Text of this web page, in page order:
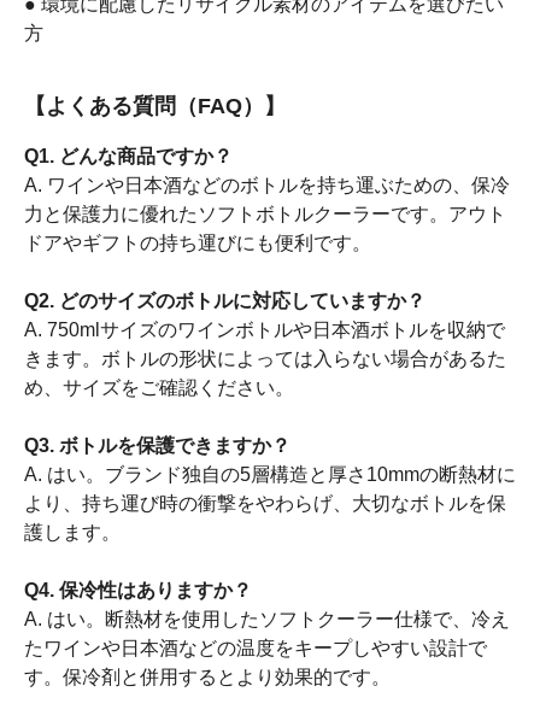
方
【よくある質問（FAQ）】
Q1. どんな商品ですか？
A. ワインや日本酒などのボトルを持ち運ぶための、保冷
力と保護力に優れたソフトボトルクーラーです。アウト
ドアやギフトの持ち運びにも便利です。
Q2. どのサイズのボトルに対応していますか？
A. 750mlサイズのワインボトルや日本酒ボトルを収納で
きます。ボトルの形状によっては入らない場合があるた
め、サイズをご確認ください。
Q3. ボトルを保護できますか？
A. はい。ブランド独自の5層構造と厚さ10mmの断熱材に
より、持ち運び時の衝撃をやわらげ、大切なボトルを保
護します。
Q4. 保冷性はありますか？
A. はい。断熱材を使用したソフトクーラー仕様で、冷え
たワインや日本酒などの温度をキープしやすい設計で
す。保冷剤と併用するとより効果的です。